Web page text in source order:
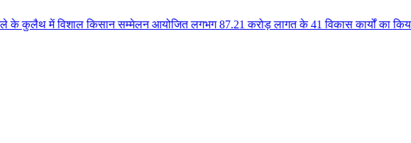
सम्मेलन आयोजित लगभग 87.21 करोड़ लागत के 41 विकास कार्यों का किया लोकार्पण एवं